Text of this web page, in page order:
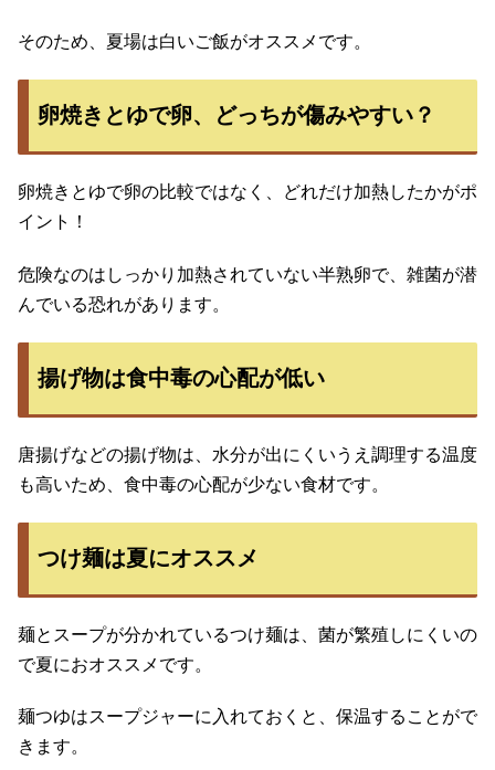
そのため、夏場は白いご飯がオススメです。
卵焼きとゆで卵、どっちが傷みやすい？
卵焼きとゆで卵の比較ではなく、どれだけ加熱したかがポ
イント！
危険なのはしっかり加熱されていない半熟卵で、雑菌が潜
んでいる恐れがあります。
揚げ物は食中毒の心配が低い
唐揚げなどの揚げ物は、水分が出にくいうえ調理する温度
も高いため、食中毒の心配が少ない食材です。
つけ麺は夏にオススメ
麺とスープが分かれているつけ麺は、菌が繁殖しにくいの
で夏におオススメです。
麺つゆはスープジャーに入れておくと、保温することがで
きます。